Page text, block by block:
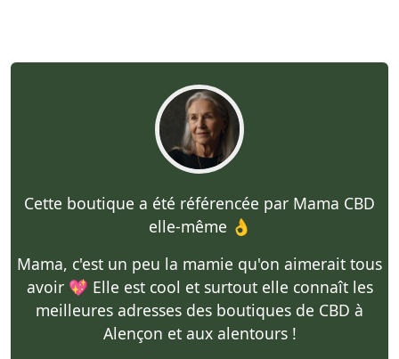
Cette boutique a été référencée par Mama CBD
elle-même 👌
Mama, c'est un peu la mamie qu'on aimerait tous
avoir 💖 Elle est cool et surtout elle connaît les
meilleures adresses des boutiques de CBD à
Alençon et aux alentours !